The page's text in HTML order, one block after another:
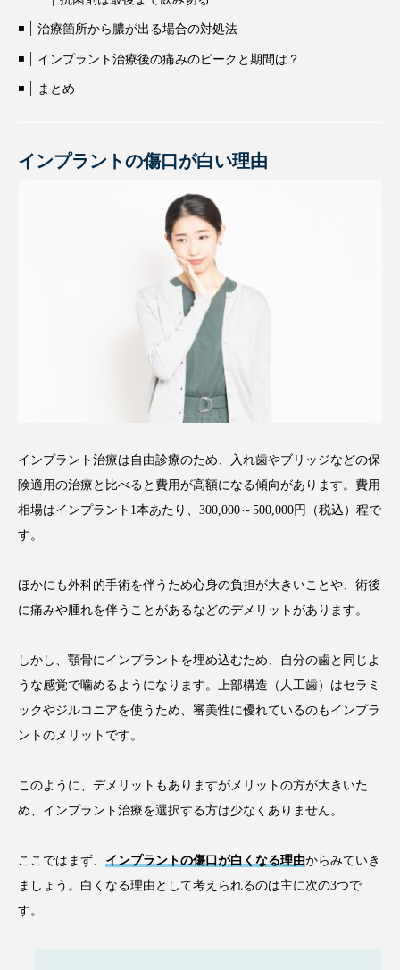
治療箇所から膿が出る場合の対処法
インプラント治療後の痛みのピークと期間は？
まとめ
インプラントの傷口が白い理由
インプラント治療は自由診療のため、入れ歯やブリッジなどの保
険適用の治療と比べると費用が高額になる傾向があります。費用
相場はインプラント1本あたり、300,000～500,000円（税込）程で
す。
ほかにも外科的手術を伴うため心身の負担が大きいことや、術後
に痛みや腫れを伴うことがあるなどのデメリットがあります。
しかし、顎骨にインプラントを埋め込むため、自分の歯と同じよ
うな感覚で噛めるようになります。上部構造（人工歯）はセラミ
ックやジルコニアを使うため、審美性に優れているのもインプラ
ントのメリットです。
このように、デメリットもありますがメリットの方が大きいた
め、インプラント治療を選択する方は少なくありません。
ここではまず、 インプラントの傷口が白くなる理由からみていき
ましょう。白くなる理由として考えられるのは主に次の3つで
す。